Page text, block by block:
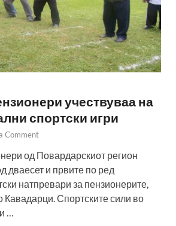
учествуваа на
спортски игри
Comment
од Повардарскиот регион
дваесет и првите по ред
натпревари за пензионерите,
Кавадарци. Спортските сили во
…